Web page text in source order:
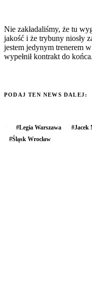
Nie zakładaliśmy, że tu
jakość i że trybuny niosły
jestem jedynym trenerem
wypełnił kontrakt do końca.
PODAJ TEN NEWS DALEJ:
#Legia Warszawa #Jacek
#Śląsk Wrocław